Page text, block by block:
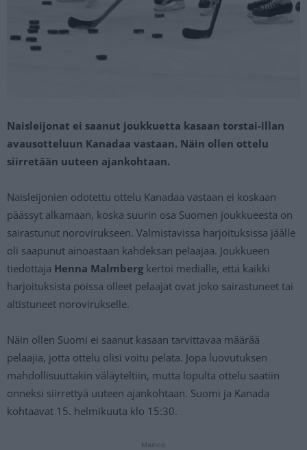
Naisleijonat ei saanut joukkuetta kasaan torstai-illan
avausotteluun Kanadaa vastaan. Näin ollen ottelu
siirretään uuteen ajankohtaan.
Naisleijonien odotettu ottelu Kanadaa vastaan ei koskaan
päässyt alkamaan, koska suurin osa Suomen joukkueesta on
sairastunut norovirukseen. Valmistavissa harjoituksissa jäälle
oli saapunut ainoastaan kahdeksan pelaajaa. Joukkueen
tiedottaja Henna Malmberg kertoi medialle, että kaikki
harjoituksista poissa olleet pelaajat ovat joko sairastuneet tai
altistuneet norovirukselle.
Näin ollen Suomi ei saanut kasaan tarvittavaa määrää
pelaajia, jotta ottelu olisi voitu pelata. Jopa luovutuksen
mahdollisuuttakin väläyteltiin, mutta lopulta ottelu saatiin
onneksi siirrettyä uuteen ajankohtaan. Suomi ja Kanada
kohtaavat 15. helmikuuta klo 15:30.
Mainos: